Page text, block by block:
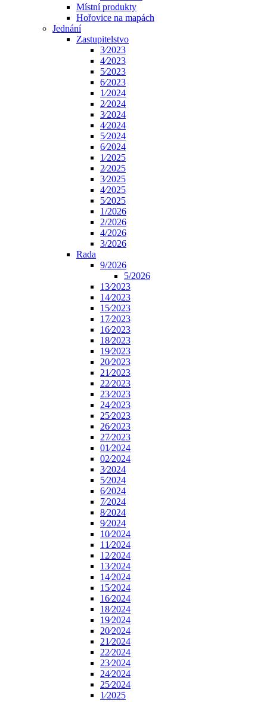
Místní produkty
Hořovice na mapách
Jednání
Zastupitelstvo
3⁄2023
4⁄2023
5⁄2023
6⁄2023
1⁄2024
2⁄2024
3⁄2024
4⁄2024
5⁄2024
6⁄2024
1⁄2025
2⁄2025
3⁄2025
4⁄2025
5⁄2025
1/2026
2/2026
4/2026
3/2026
Rada
9/2026
5/2026
13⁄2023
14⁄2023
15⁄2023
17⁄2023
16⁄2023
18⁄2023
19⁄2023
20⁄2023
21⁄2023
22⁄2023
23⁄2023
24⁄2023
25⁄2023
26⁄2023
27⁄2023
01⁄2024
02⁄2024
3⁄2024
5⁄2024
6⁄2024
7⁄2024
8⁄2024
9⁄2024
10⁄2024
11⁄2024
12⁄2024
13⁄2024
14⁄2024
15⁄2024
16⁄2024
18⁄2024
19⁄2024
20⁄2024
21⁄2024
22⁄2024
23⁄2024
24⁄2024
25⁄2024
1⁄2025